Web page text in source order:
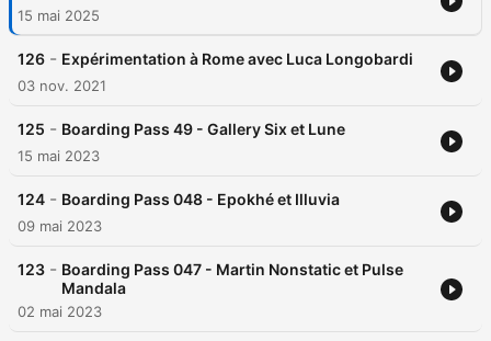
15 mai 2025
126 - Expérimentation à Rome avec Luca Longobardi
03 nov. 2021
125 - Boarding Pass 49 - Gallery Six et Lune
15 mai 2023
124 - Boarding Pass 048 - Epokhé et Illuvia
09 mai 2023
123 - Boarding Pass 047 - Martin Nonstatic et Pulse
Mandala
02 mai 2023